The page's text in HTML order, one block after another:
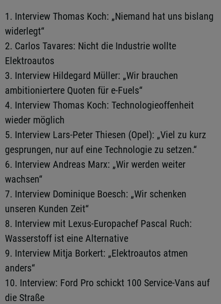
1. Interview Thomas Koch: „Niemand hat uns bislang
widerlegt“
2. Carlos Tavares: Nicht die Industrie wollte
Elektroautos
3. Interview Hildegard Müller: „Wir brauchen
ambitioniertere Quoten für e-Fuels“
4. Interview Thomas Koch: Technologieoffenheit
wieder möglich
5. Interview Lars-Peter Thiesen (Opel): „Viel zu kurz
gesprungen, nur auf eine Technologie zu setzen.“
6. Interview Andreas Marx: „Wir werden weiter
wachsen“
7. Interview Dominique Boesch: „Wir schenken
unseren Kunden Zeit“
8. Interview mit Lexus-Europachef Pascal Ruch:
Wasserstoff ist eine Alternative
9. Interview Mitja Borkert: „Elektroautos atmen
anders“
10. Interview: Ford Pro schickt 100 Service-Vans auf
die Straße